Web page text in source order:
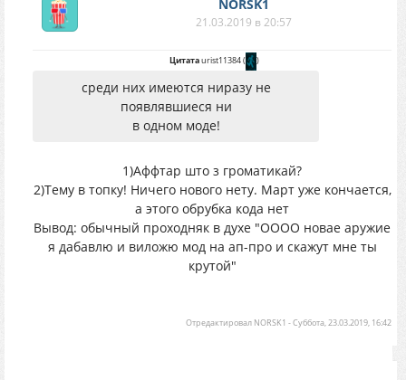
NORSK1
21.03.2019 в 20:57
Цитатаurist11384( )
среди них имеются ниразу не
появлявшиеся ни
в одном моде!
1)Аффтар што з громатикай?
2)Тему в топку! Ничего нового нету. Март уже кончается,
а этого обрубка кода нет
Вывод: обычный проходняк в духе "ОООО новае аружие
я дабавлю и виложю мод на ап-про и скажут мне ты
крутой"
Отредактировал NORSK1 -Суббота, 23.03.2019, 16:42